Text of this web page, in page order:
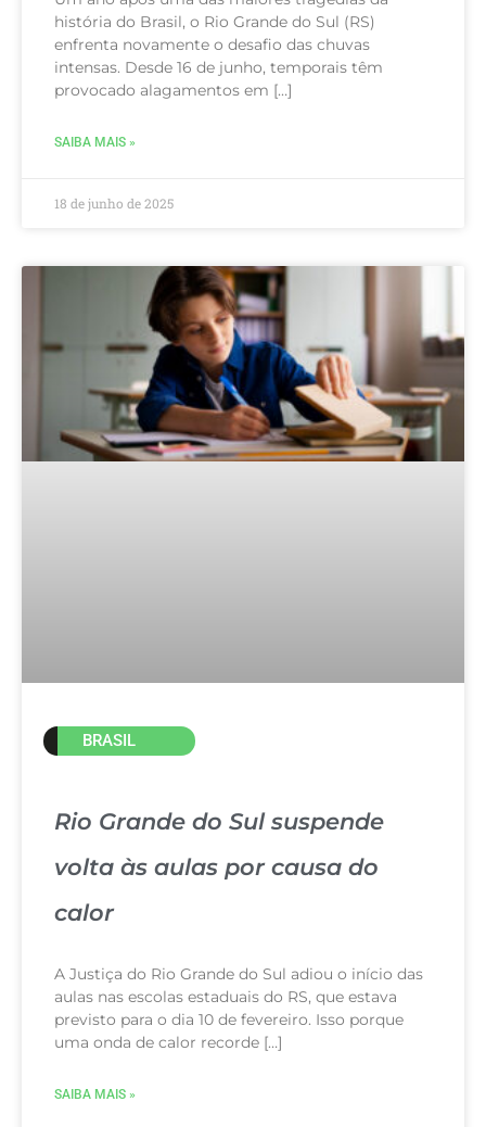
história do Brasil, o Rio Grande do Sul (RS)
enfrenta novamente o desafio das chuvas
intensas. Desde 16 de junho, temporais têm
provocado alagamentos em […]
SAIBA MAIS »
18 de junho de 2025
BRASIL
Rio Grande do Sul suspende
volta às aulas por causa do
calor
A Justiça do Rio Grande do Sul adiou o início das
aulas nas escolas estaduais do RS, que estava
previsto para o dia 10 de fevereiro. Isso porque
uma onda de calor recorde […]
SAIBA MAIS »